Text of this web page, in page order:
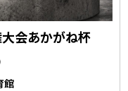
会あかがね杯
館